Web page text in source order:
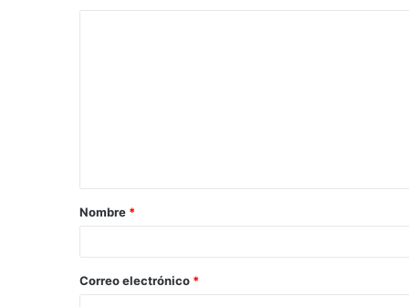
Nombre *
Correo electrónico *